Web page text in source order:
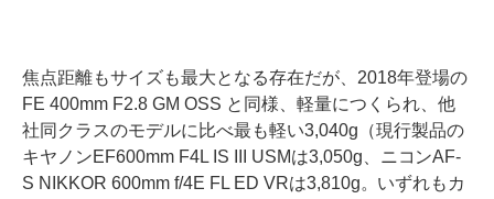
焦点距離もサイズも最大となる存在だが、2018年登場の
FE 400mm F2.8 GM OSS と同様、軽量につくられ、他
社同クラスのモデルに比べ最も軽い3,040g（現行製品の
キヤノンEF600mm F4L IS III USMは3,050g、ニコンAF-
S NIKKOR 600mm f/4E FL ED VRは3,810g。いずれもカ